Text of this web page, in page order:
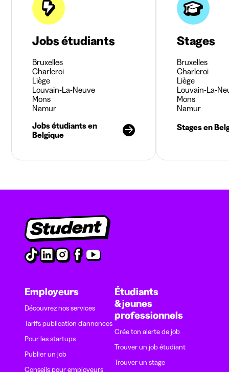
Jobs étudiants
Bruxelles
Charleroi
Liège
Louvain-La-Neuve
Mons
Namur
Jobs étudiants en
Belgique
Stages
Bruxelles
Charleroi
Liège
Louvain-La-
Mons
Namur
Stages en
Employeurs
Découvrez nos services
Tarifs publication d’annonces
Pour les startups
Publier un job
Conseils pour employeurs
Étudiants
& jeunes
professionnels
Crée ton alerte de job
Trouver un job étudiant
Trouver un stage